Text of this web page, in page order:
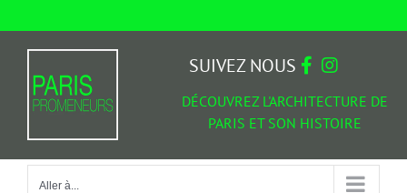
Aller à...
DÉCOUVREZ L'ARCHITECTURE DE
PARIS ET SON HISTOIRE
SUIVEZ NOUS
Aller à...